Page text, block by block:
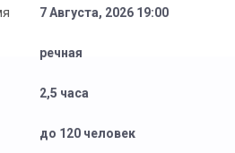
7 Августа, 2026 19:00
речная
2,5 часа
до 120 человек